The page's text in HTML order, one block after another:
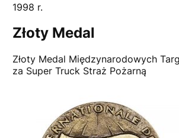
1998 r.
Złoty Medal
Złoty Medal Międzynarodowych
za Super Truck Straż Pożarną